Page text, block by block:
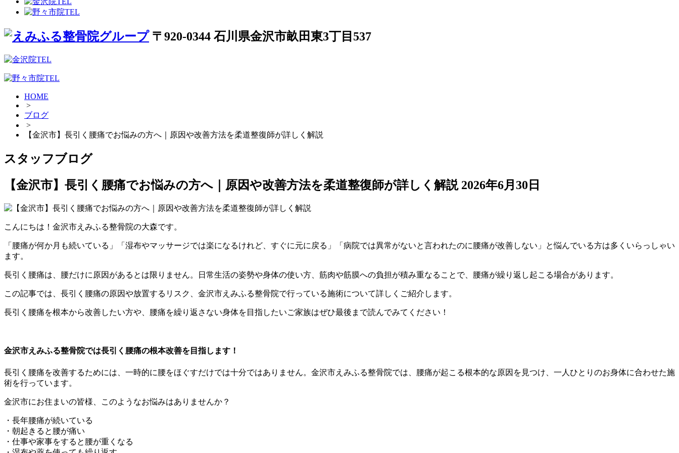
〒920-0344 石川県金沢市畝田東3丁目537
HOME
>
ブログ
>
【金沢市】長引く腰痛でお悩みの方へ｜原因や改善方法を柔道整復師が詳しく解説
スタッフブログ
【金沢市】長引く腰痛でお悩みの方へ｜原因や改善方法を柔道整復師が詳しく解説 2026年6月30日
こんにちは！金沢市えみふる整骨院の大森です。
「腰痛が何か月も続いている」「湿布やマッサージでは楽になるけれど、すぐに元に戻る」「病院では異常がないと言われたのに腰痛が改善しない」と悩んでいる方は多くいらっしゃい
ます。
長引く腰痛は、腰だけに原因があるとは限りません。日常生活の姿勢や身体の使い方、筋肉や筋膜への負担が積み重なることで、腰痛が繰り返し起こる場合があります。
この記事では、長引く腰痛の原因や放置するリスク、金沢市えみふる整骨院で行っている施術について詳しくご紹介します。
長引く腰痛を根本から改善したい方や、腰痛を繰り返さない身体を目指したいご家族はぜひ最後まで読んでみてください！
金沢市えみふる整骨院では長引く腰痛の根本改善を目指します！
長引く腰痛を改善するためには、一時的に腰をほぐすだけでは十分ではありません。金沢市えみふる整骨院では、腰痛が起こる根本的な原因を見つけ、一人ひとりのお身体に合わせた施
術を行っています。
金沢市にお住まいの皆様、このようなお悩みはありませんか？
・長年腰痛が続いている
・朝起きると腰が痛い
・仕事や家事をすると腰が重くなる